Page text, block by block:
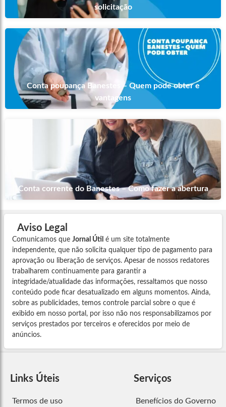
solicitação
Conta poupança Banestes – Quem pode obter e
vantagens
Conta corrente do Banestes – Como fazer a abertura
Aviso Legal
Comunicamos que Jornal Útil é um site totalmente
independente, que não solicita qualquer tipo de pagamento para
aprovação ou liberação de serviços. Apesar de nossos redatores
trabalharem continuamente para garantir a
integridade/atualidade das informações, ressaltamos que nosso
conteúdo pode ficar desatualizado em alguns momentos. Ainda,
sobre as publicidades, temos controle parcial sobre o que é
exibido em nosso portal, por isso não nos responsabilizamos por
serviços prestados por terceiros e oferecidos por meio de
anúncios.
Links Úteis
Termos de uso
Serviços
Benefícios do Governo